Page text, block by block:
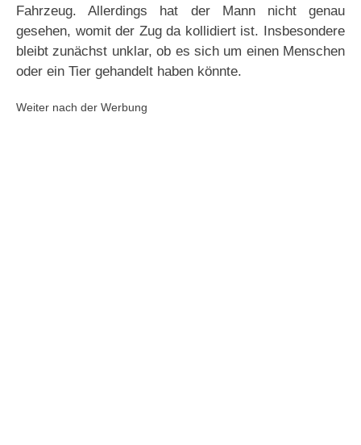
Fahrzeug. Allerdings hat der Mann nicht genau
gesehen, womit der Zug da kollidiert ist. Insbesondere
bleibt zunächst unklar, ob es sich um einen Menschen
oder ein Tier gehandelt haben könnte.
Weiter nach der Werbung